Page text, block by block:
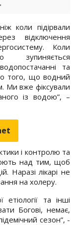
коли підірвали
відключення
Коли
зупиняється
та
того, що водний
Ми вже фіксували
із водою”, –
і контролю та
над тим, щоб
Наразі лікарі не
на холеру.
етіології та інші
Богові, немає,
сезон”, -